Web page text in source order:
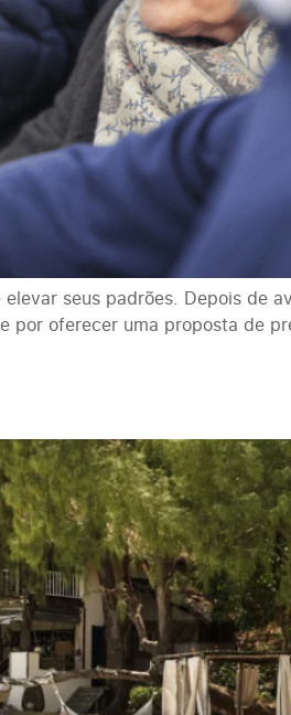
seus padrões. Depois de
por oferecer uma proposta de